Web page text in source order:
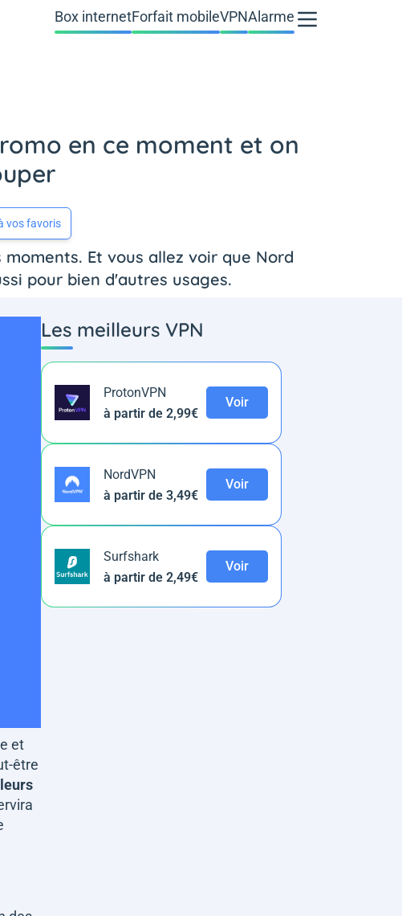
Box internetForfait mobileVPNAlarme
en ce moment et on
vos favoris
Et vous allez voir que Nord
pour bien d'autres usages.
et
être
Les meilleurs VPN
ProtonVPN
à partir de 2,99€
Voir
NordVPN
à partir de 3,49€
Voir
Surfshark
à partir de 2,49€
Voir